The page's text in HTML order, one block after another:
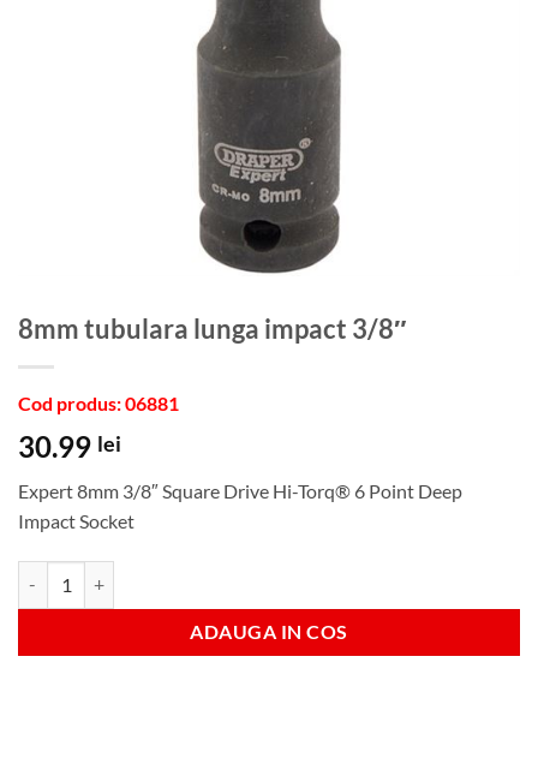
8mm tubulara lunga impact 3/8″
Cod produs: 06881
30.99 lei
Expert 8mm 3/8″ Square Drive Hi-Torq® 6 Point Deep
Impact Socket
ADAUGA IN COS